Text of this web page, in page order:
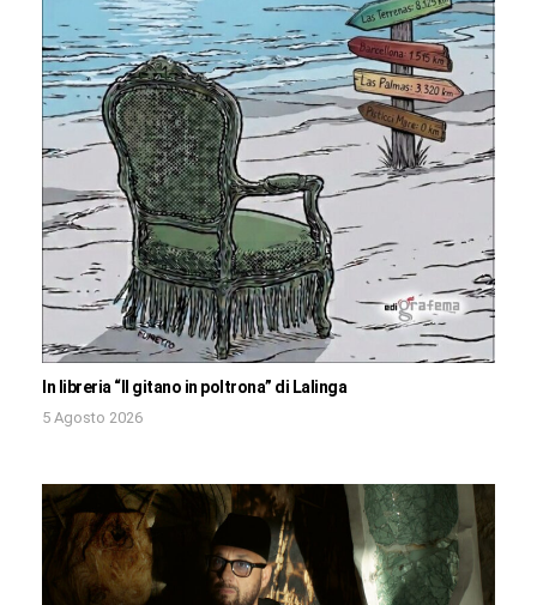
In libreria “Il gitano in poltrona” di Lalinga
5 Agosto 2026